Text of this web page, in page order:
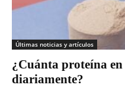
Últimas noticias y artículos
¿Cuánta proteína en
diariamente?